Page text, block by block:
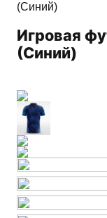
(Синий)
Игровая футболка Парабеллум
(Синий)